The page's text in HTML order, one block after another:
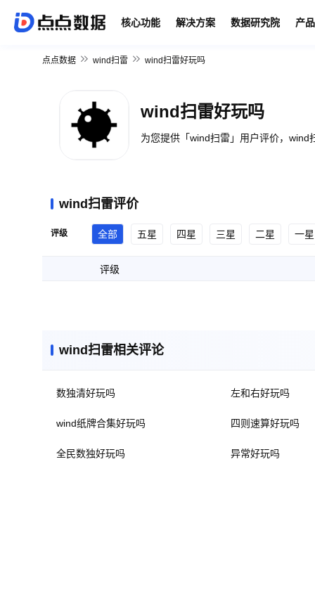
核心功能 解决方案 数据研究院 产
点点数据 wind扫雷 wind扫雷好玩吗
wind扫雷好玩吗
为您提供「wind扫雷」用户评价，wind
wind扫雷评价
评级 全部 五星 四星 三星 二星 一星
评级
wind扫雷相关评论
数独清好玩吗 左和右好玩吗
wind纸牌合集好玩吗 四则速算好玩吗
全民数独好玩吗 异常好玩吗